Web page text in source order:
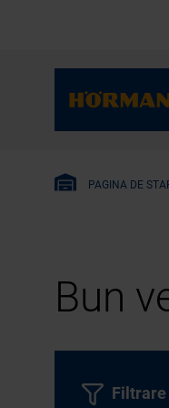
PAGINA DE
Bun